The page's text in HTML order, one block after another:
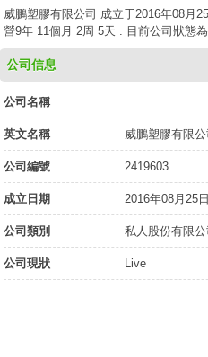
威鵬塑膠有限公司 成立于2016年08月
營9年 11個月 2周 5天 . 目前公司狀態為
公司信息
公司名稱
英文名稱 威鵬塑膠有限公
公司編號 2419603
成立日期 2016年08月25日
公司類別 私人股份有限公
公司現狀 Live